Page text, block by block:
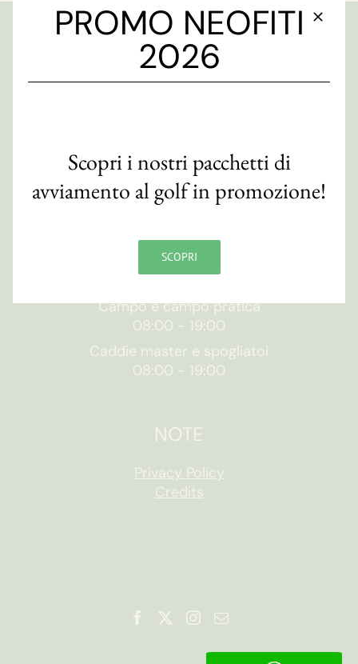
GOLF CLUB FAENZA
Via S. Orsola, 10/e
Contatti
Segreteria
09:00-19:00
Campo e campo pratica
08:00 - 19:00
Caddie master e spogliatoi
08:00 - 19:00
NOTE
Privacy Policy
Credits
PROMO NEOFITI
2026
Scopri i nostri pacchetti di
avviamento al golf in promozione!
SCOPRI